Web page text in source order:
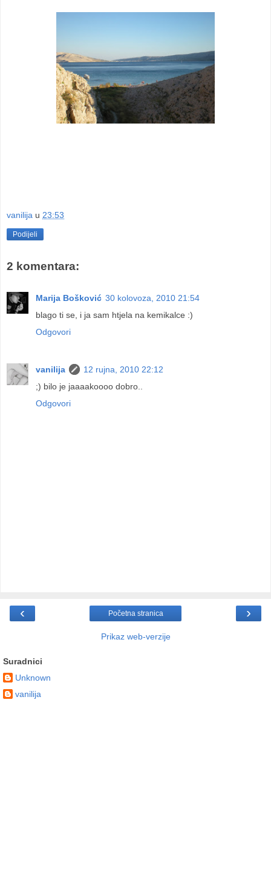
vanilija u 23:53
Podijeli
2 komentara:
Marija Bošković 30 kolovoza, 2010 21:54
blago ti se, i ja sam htjela na kemikalce :)
Odgovori
vanilija
12 rujna, 2010 22:12
;) bilo je jaaaakoooo dobro..
Odgovori
‹ ›
Početna stranica
Prikaz web-verzije
Suradnici
Unknown
vanilija